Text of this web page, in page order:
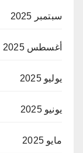
سبتمبر 2025
أغسطس 2025
يوليو 2025
يونيو 2025
مايو 2025